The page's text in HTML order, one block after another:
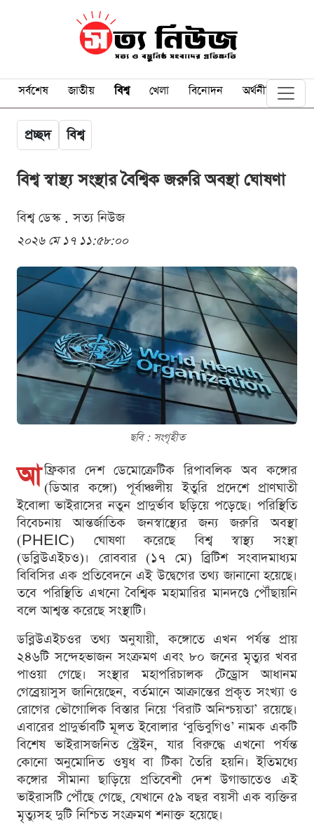
সর্বশেষ জাতীয় বিশ্ব খেলা বিনোদন অর্থনীতি
প্রচ্ছদ বিশ্ব
বিশ্ব স্বাস্থ্য সংস্থার বৈশ্বিক জরুরি অবস্থা ঘোষণা
বিশ্ব ডেস্ক . সত্য নিউজ
২০২৬ মে ১৭ ১১:৫৮:০০
ছবি : সংগৃহীত
আ ফ্রিকার দেশ ডেমোক্রেটিক রিপাবলিক অব কঙ্গোর
(ডিআর কঙ্গো) পূর্বাঞ্চলীয় ইতুরি প্রদেশে প্রাণঘাতী
ইবোলা ভাইরাসের নতুন প্রাদুর্ভাব ছড়িয়ে পড়েছে। পরিস্থিতি
বিবেচনায় আন্তর্জাতিক জনস্বাস্থ্যের জন্য জরুরি অবস্থা
(PHEIC) ঘোষণা করেছে বিশ্ব স্বাস্থ্য সংস্থা
(ডব্লিউএইচও)। রোববার (১৭ মে) ব্রিটিশ সংবাদমাধ্যম
বিবিসির এক প্রতিবেদনে এই উদ্বেগের তথ্য জানানো হয়েছে।
তবে পরিস্থিতি এখনো বৈশ্বিক মহামারির মানদণ্ডে পৌঁছায়নি
বলে আশ্বস্ত করেছে সংস্থাটি।
ডব্লিউএইচওর তথ্য অনুযায়ী, কঙ্গোতে এখন পর্যন্ত প্রায়
২৪৬টি সন্দেহভাজন সংক্রমণ এবং ৮০ জনের মৃত্যুর খবর
পাওয়া গেছে। সংস্থার মহাপরিচালক টেড্রোস আধানম
গেব্রেয়াসুস জানিয়েছেন, বর্তমানে আক্রান্তের প্রকৃত সংখ্যা ও
রোগের ভৌগোলিক বিস্তার নিয়ে ‘বিরাট অনিশ্চয়তা’ রয়েছে।
এবারের প্রাদুর্ভাবটি মূলত ইবোলার ‘বুন্ডিবুগিও’ নামক একটি
বিশেষ ভাইরাসজনিত স্ট্রেইন, যার বিরুদ্ধে এখনো পর্যন্ত
কোনো অনুমোদিত ওষুধ বা টিকা তৈরি হয়নি। ইতিমধ্যে
কঙ্গোর সীমানা ছাড়িয়ে প্রতিবেশী দেশ উগান্ডাতেও এই
ভাইরাসটি পৌঁছে গেছে, যেখানে ৫৯ বছর বয়সী এক ব্যক্তির
মৃত্যুসহ দুটি নিশ্চিত সংক্রমণ শনাক্ত হয়েছে।